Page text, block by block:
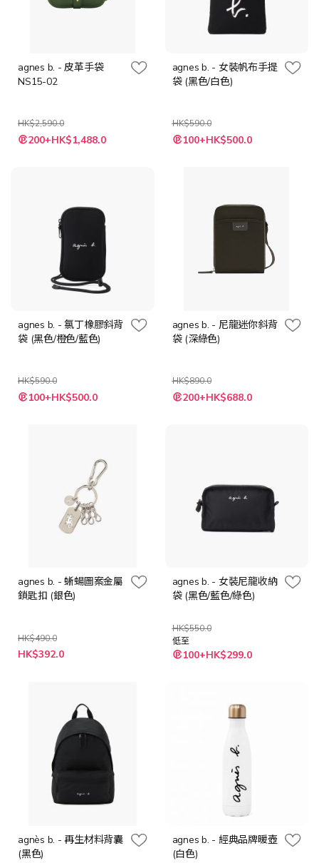
agnes b. - 皮革手袋
NS15-02
HK$2,590.0
特
殊 200+HK$1,488.0
agnes b. - 女裝帆布手提
袋 (黑色/白色)
HK$590.0
100+HK$500.0
agnes b. - 氯丁橡膠斜背
袋 (黑色/橙色/藍色)
HK$590.0
100+HK$500.0
agnes b. - 尼龍迷你斜背
袋 (深綠色)
HK$890.0
特
殊 200+HK$688.0
agnes b. - 蜥蝪圖案金屬
鎖匙扣 (銀色)
HK$490.0
特
殊
HK$392.0
agnes b. - 女裝尼龍收納
袋 (黑色/藍色/綠色)
HK$550.0
低至
100+HK$299.0
agnès b. - 再生材料背囊
(黑色)
agnes b. - 經典品牌暖壺
(白色)